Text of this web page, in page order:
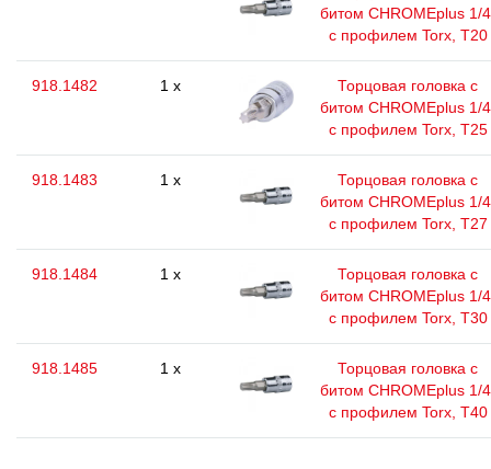
битом CHROMEplus 1/
с профилем Torx, T20
918.1482 1 x
Торцовая головка с
битом CHROMEplus 1/
с профилем Torx, T25
918.1483 1 x
Торцовая головка с
битом CHROMEplus 1/
с профилем Torx, T27
918.1484 1 x
Торцовая головка с
битом CHROMEplus 1/
с профилем Torx, T30
918.1485 1 x
Торцовая головка с
битом CHROMEplus 1/
с профилем Torx, T40